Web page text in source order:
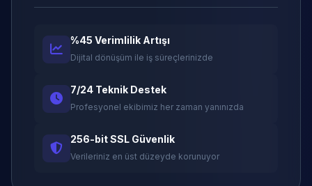
%45 Verimlilik Artışı
Dijital dönüşüm ile iş süreçlerinizde
7/24 Teknik Destek
Profesyonel ekibimiz her zaman yanınızda
256-bit SSL Güvenlik
Verileriniz en üst düzeyde korunuyor